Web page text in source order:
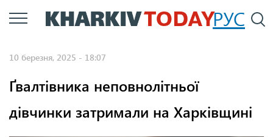
Перейти
до
РУС
10 березня, 2025 - 18:07
Ґвалтівника неповнолітньої
дівчинки затримали на Харківщині